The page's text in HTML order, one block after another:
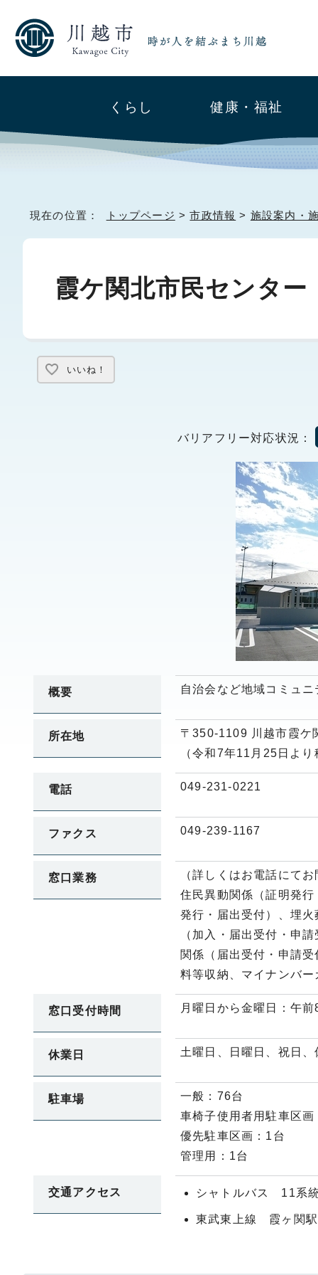
くらし 健康・福祉
現在の位置： トップページ >市政情報 > 施設案内・
霞ケ関北市民センター
いいね！
バリアフリー対応状況：
概要 自治会など地域コミュ
所在地
〒350-1109 川越市霞ケ
（令和7年11月25日よ
電話 049-231-0221
ファクス 049-239-1167
窓口業務
（詳しくはお電話にて
住民異動関係（証明発
発行・届出受付）、埋
（加入・届出受付・申
関係（届出受付・申請
料等収納、マイナンバ
窓口受付時間 月曜日から金曜日：午
休業日 土曜日、日曜日、祝日
駐車場
一般：76台
車椅子使用者用駐車区画
優先駐車区画：1台
管理用：1台
交通アクセス シャトルバス 11系
東武東上線 霞ヶ関